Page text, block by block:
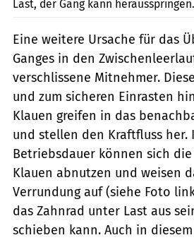
Last, der Gang kann herausspringen.
Eine weitere Ursache für das
Ganges in den
verschlissene Mitnehmer.
und zum sicheren Einrasten
Klauen greifen in das
und stellen den Kraftfluss her.
Betriebsdauer können sich
Klauen abnutzen und weisen
Verrundung auf (siehe Foto
das Zahnrad unter Last aus
schieben kann. Auch in